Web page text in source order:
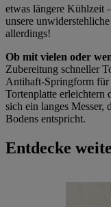
etwas längere Kühlzeit
unsere unwiderstehliche
allerdings!
Ob mit vielen oder
Zubereitung schneller
Antihaft-Springform für
Tortenplatte erleichtern
sich ein langes Messer,
Bodens entspricht.
Entdecke